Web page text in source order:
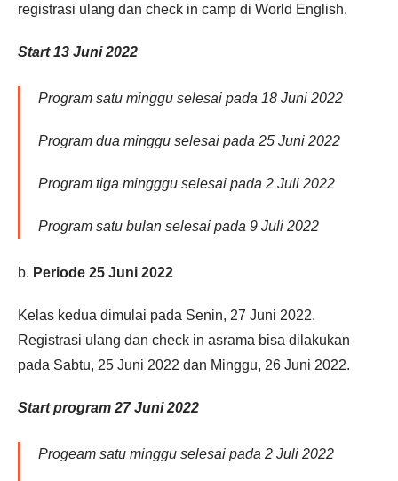
registrasi ulang dan check in camp di World English.
Start 13 Juni 2022
Program satu minggu selesai pada 18 Juni 2022
Program dua minggu selesai pada 25 Juni 2022
Program tiga mingggu selesai pada 2 Juli 2022
Program satu bulan selesai pada 9 Juli 2022
b. Periode 25 Juni 2022
Kelas kedua dimulai pada Senin, 27 Juni 2022.
Registrasi ulang dan check in asrama bisa dilakukan
pada Sabtu, 25 Juni 2022 dan Minggu, 26 Juni 2022.
Start program 27 Juni 2022
Progeam satu minggu selesai pada 2 Juli 2022